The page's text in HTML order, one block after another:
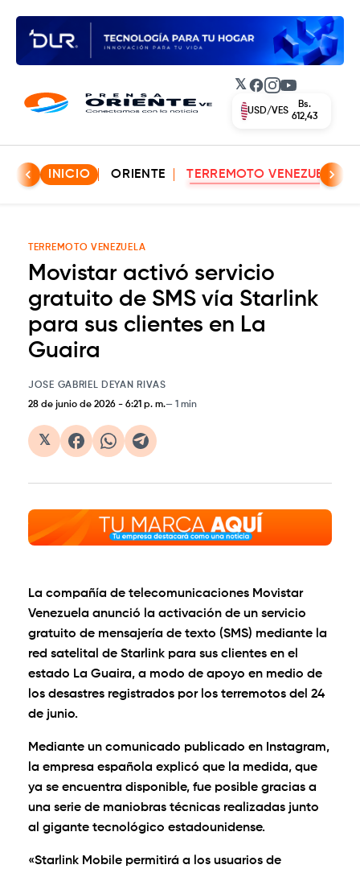
𝕏 Facebook
Instagram
YouTube
USD/VES
Bs.
612,43
INICIO ORIENTE TERREMOTO VENEZUELA
TERREMOTO VENEZUELA
Movistar activó servicio
gratuito de SMS vía Starlink
para sus clientes en La
Guaira
JOSE GABRIEL DEYAN RIVAS
28 de junio de 2026 - 6:21 p. m. 1 min
𝕏
La compañía de telecomunicaciones Movistar
Venezuela anunció la activación de un servicio
gratuito de mensajería de texto (SMS) mediante la
red satelital de Starlink para sus clientes en el
estado La Guaira, a modo de apoyo en medio de
los desastres registrados por los terremotos del 24
de junio.
Mediante un comunicado publicado en Instagram,
la empresa española explicó que la medida, que
ya se encuentra disponible, fue posible gracias a
una serie de maniobras técnicas realizadas junto
al gigante tecnológico estadounidense.
«Starlink Mobile permitirá a los usuarios de